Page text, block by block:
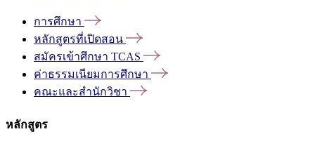
การศึกษา
หลักสูตรที่เปิดสอน
สมัครเข้าศึกษา TCAS
ค่าธรรมเนียมการศึกษา
คณะและสำนักวิชา
หลักสูตร